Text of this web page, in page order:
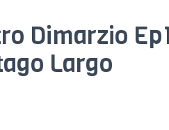
Dimarzio
Largo